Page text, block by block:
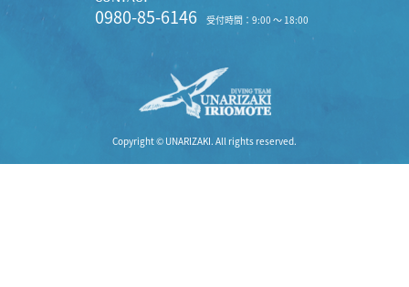
0980-85-6146 受付時間：9:00 〜 18:00
Copyright © UNARIZAKI. All rights reserved.